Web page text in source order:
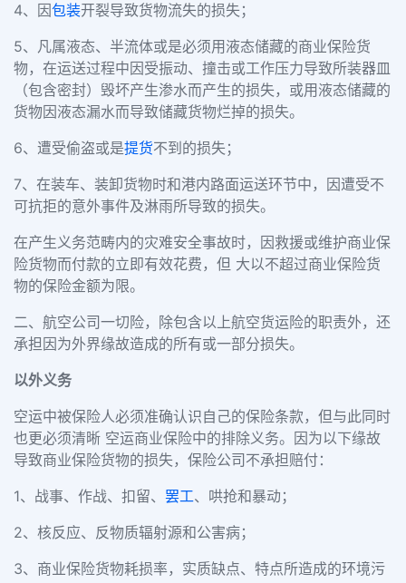
4、因包装开裂导致货物流失的损失；
5、凡属液态、半流体或是必须用液态储藏的商业保险货
物，在运送过程中因受振动、撞击或工作压力导致所装器皿
（包含密封）毁坏产生渗水而产生的损失，或用液态储藏的
货物因液态漏水而导致储藏货物烂掉的损失。
6、遭受偷盗或是提货不到的损失；
7、在装车、装卸货物时和港内路面运送环节中，因遭受不
可抗拒的意外事件及淋雨所导致的损失。
在产生义务范畴内的灾难安全事故时，因救援或维护商业保
险货物而付款的立即有效花费，但 大以不超过商业保险货
物的保险金额为限。
二、航空公司一切险，除包含以上航空货运险的职责外，还
承担因为外界缘故造成的所有或一部分损失。
以外义务
空运中被保险人必须准确认识自己的保险条款，但与此同时
也更必须清晰 空运商业保险中的排除义务。因为以下缘故
导致商业保险货物的损失，保险公司不承担赔付：
1、战事、作战、扣留、 罢工、哄抢和暴动；
2、核反应、反物质辐射源和公害病；
3、商业保险货物耗损率，实质缺点、特点所造成的环境污